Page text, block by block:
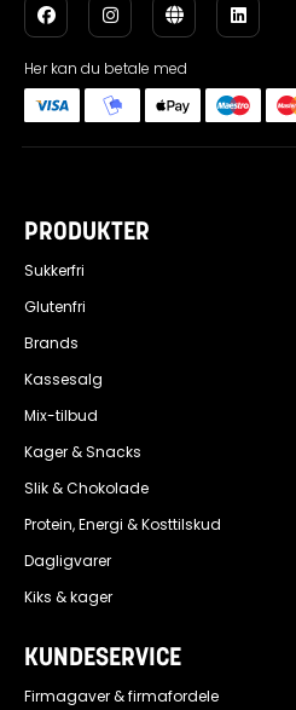
Her kan du betale med
PRODUKTER
Sukkerfri
Glutenfri
Brands
Kassesalg
Mix-tilbud
Kager & Snacks
Slik & Chokolade
Protein, Energi & Kosttilskud
Dagligvarer
Kiks & kager
KUNDESERVICE
Firmagaver & firmafordele